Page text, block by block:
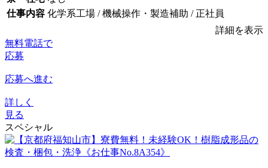
仕事内容 化学系工場 / 機械操作・製造補助 / 正社員
詳細を表示
無料電話で
応募
応募へ進む
詳しく
見る
スペシャル